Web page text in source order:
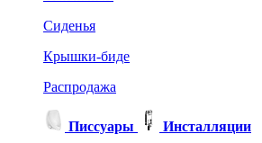
Сиденья
Крышки-биде
Распродажа
Писсуары
Инсталляции